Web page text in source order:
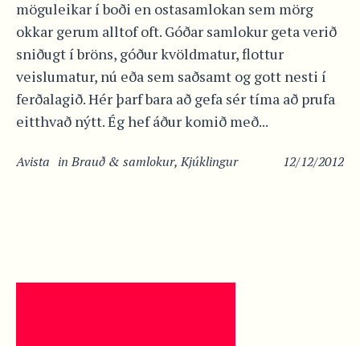
möguleikar í boði en ostasamlokan sem mörg
okkar gerum alltof oft. Góðar samlokur geta verið
sniðugt í bröns, góður kvöldmatur, flottur
veislumatur, nú eða sem saðsamt og gott nesti í
ferðalagið. Hér þarf bara að gefa sér tíma að prufa
eitthvað nýtt. Ég hef áður komið með...
12/12/2012
Avista inBrauð & samlokur,Kjúklingur